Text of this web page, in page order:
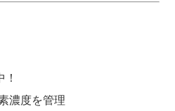
濃度を管理